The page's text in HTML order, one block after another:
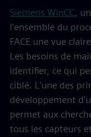
Siemens WinCC,
l'ensemble du
FACE une vue
Les besoins de
identifier, ce qui
ciblé. L'une des
développement
permet aux
tous les capteurs